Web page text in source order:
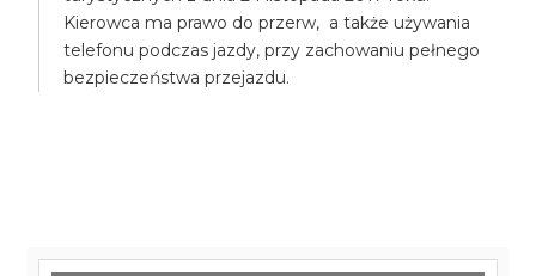
Kierowca ma prawo do przerw, a także używania
telefonu podczas jazdy, przy zachowaniu pełnego
bezpieczeństwa przejazdu.